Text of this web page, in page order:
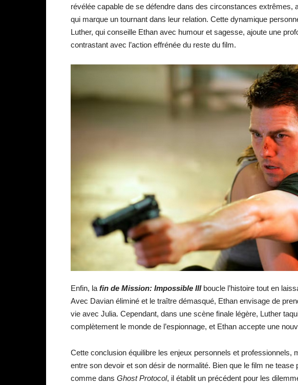
révélée capable de se défendre dans des circonstances extrêmes,
qui marque un tournant dans leur relation. Cette dynamique
Luther, qui conseille Ethan avec humour et sagesse, ajoute une
contrastant avec l’action effrénée du reste du film.
Enfin, la fin de Mission: Impossible III boucle l’histoire tout en
Avec Davian éliminé et le traître démasqué, Ethan envisage de
vie avec Julia. Cependant, dans une scène finale légère, Luther
complètement le monde de l’espionnage, et Ethan accepte une
Cette conclusion équilibre les enjeux personnels et professionnels,
entre son devoir et son désir de normalité. Bien que le film ne
comme dans Ghost Protocol, il établit un précédent pour les